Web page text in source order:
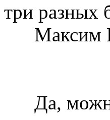
три разных
Максим
Да,